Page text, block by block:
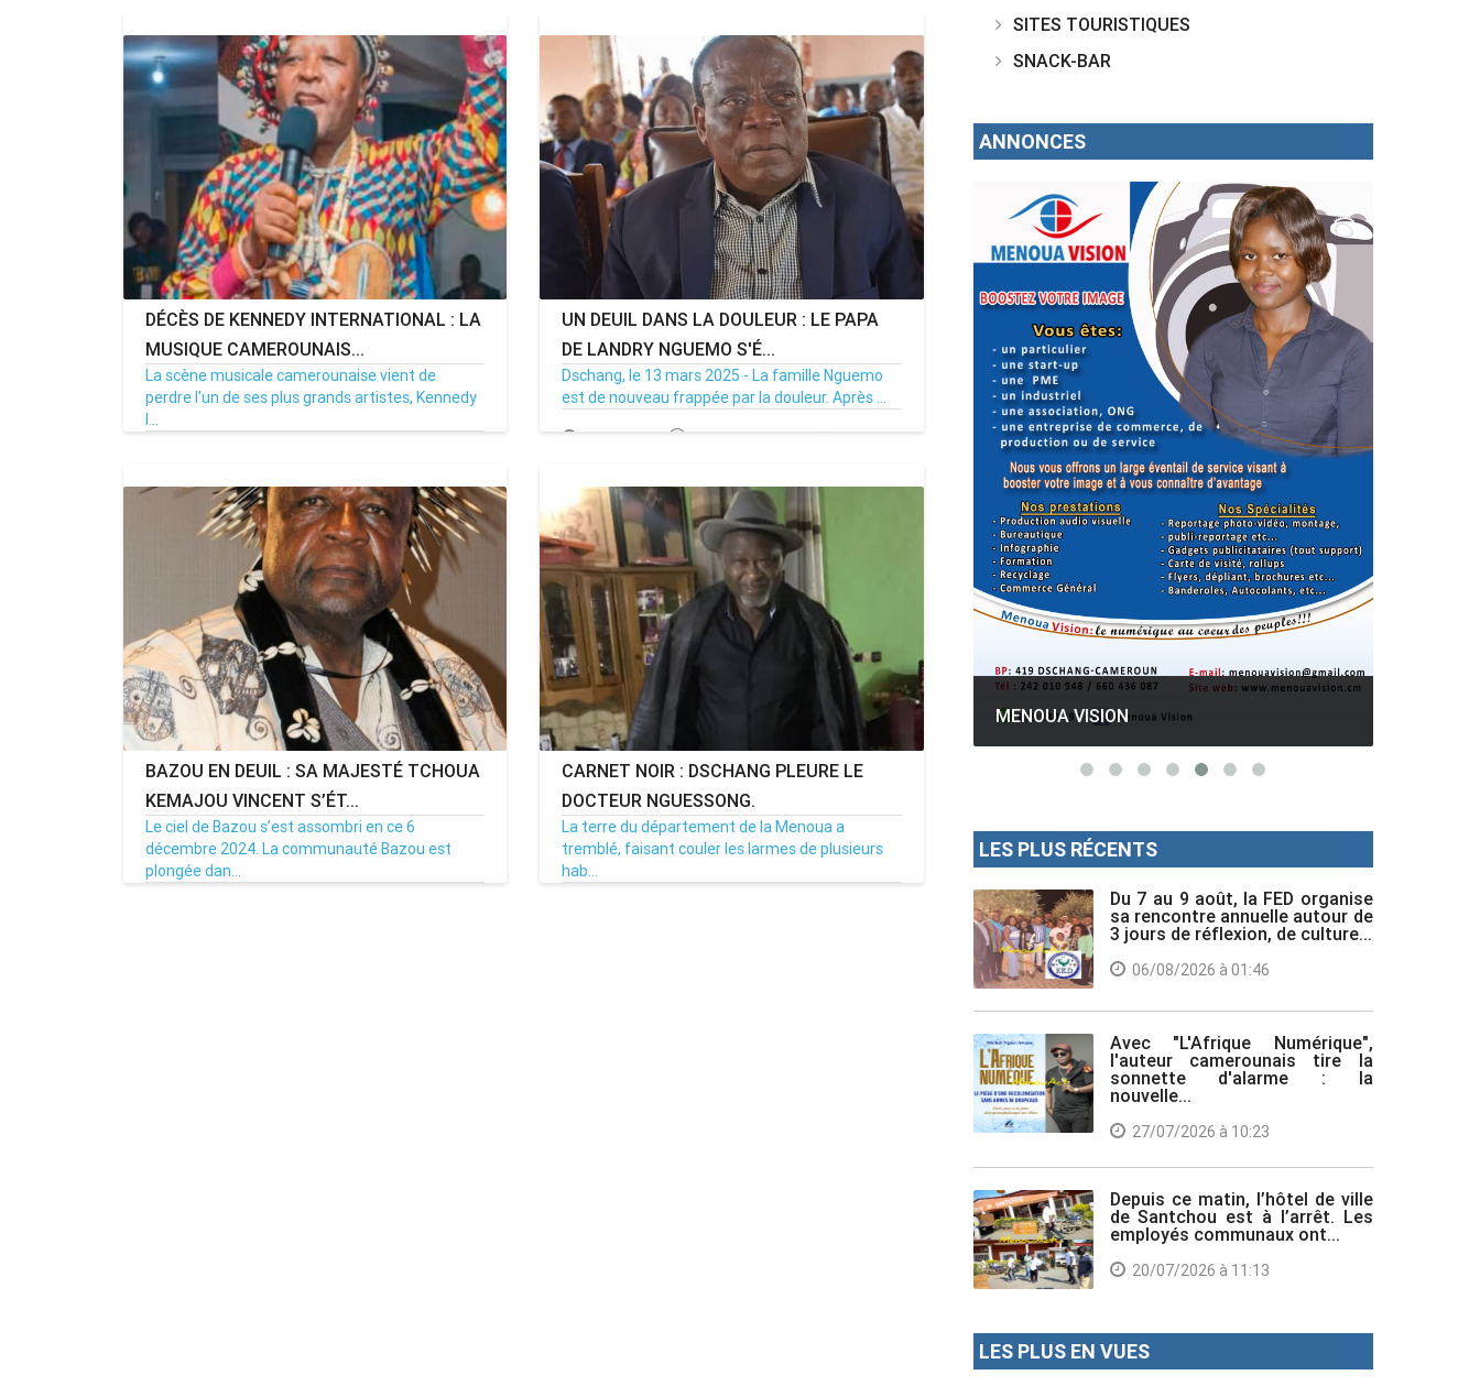
DÉCÈS DE KENNEDY INTERNATIONAL : LA
MUSIQUE CAMEROUNAIS...
La scène musicale camerounaise vient de
perdre l'un de ses plus grands artistes, Kennedy
I...
UN DEUIL DANS LA DOULEUR : LE PAPA
DE LANDRY NGUEMO S'É...
Dschang, le 13 mars 2025 - La famille Nguemo
est de nouveau frappée par la douleur. Après ...
13/03/25 Par MenouActu 0
BAZOU EN DEUIL : SA MAJESTÉ TCHOUA
KEMAJOU VINCENT S’ÉT...
Le ciel de Bazou s’est assombri en ce 6
décembre 2024. La communauté Bazou est
plongée dan...
CARNET NOIR : DSCHANG PLEURE LE
DOCTEUR NGUESSONG.
La terre du département de la Menoua a
tremblé, faisant couler les larmes de plusieurs
hab...
SITES TOURISTIQUES
SNACK-BAR
ANNONCES
MENOUACTU MENOUA VISION
GESPROS formation : La rentrée
académique ce 10 Octobre 2022.
LES PLUS RÉCENTS
Du 7 au 9 août, la FED organise
sa rencontre annuelle autour de
3 jours de réflexion, de culture...
06/08/2026 à 01:46
Avec "L'Afrique Numérique",
l'auteur camerounais tire la
sonnette d'alarme : la
nouvelle...
27/07/2026 à 10:23
Depuis ce matin, l’hôtel de ville
de Santchou est à l’arrêt. Les
employés communaux ont...
20/07/2026 à 11:13
LES PLUS EN VUES